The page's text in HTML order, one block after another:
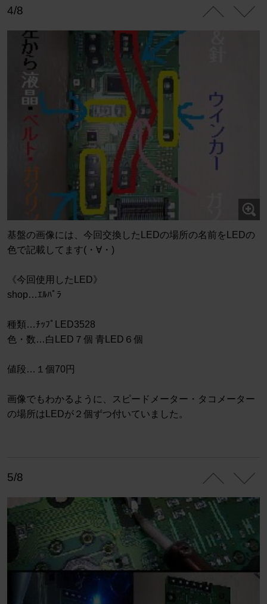
4/8
基盤の画像には、今回交換したLEDの場所の名前をLEDの
色で記載してます(・∀・)
《今回使用したLED》
shop…ｴﾙﾊﾟﾗ
種類…ﾁｯﾌﾟLED3528
色・数…白LED７個 青LED６個
値段…１個70円
画像でもわかるように、スピードメーター・タコメーター
の場所はLEDが２個ずつ付いていました。
5/8